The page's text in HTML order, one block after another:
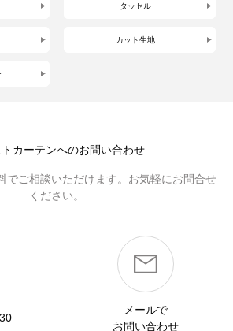
タッセル
カット生地
カーテンへのお問い合わせ
でご相談いただけます。お気軽にお問合せ
ください。
メールで
お問い合わせ